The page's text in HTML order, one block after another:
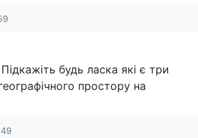
будь ласка які є три
простору на